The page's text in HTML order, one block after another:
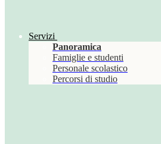
Servizi
Panoramica
Famiglie e studenti
Personale scolastico
Percorsi di studio